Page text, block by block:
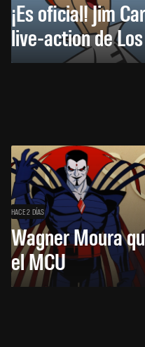
¡Es oficial! Jim
live-action de
HACE 2 DÍAS
Wagner Moura
el MCU